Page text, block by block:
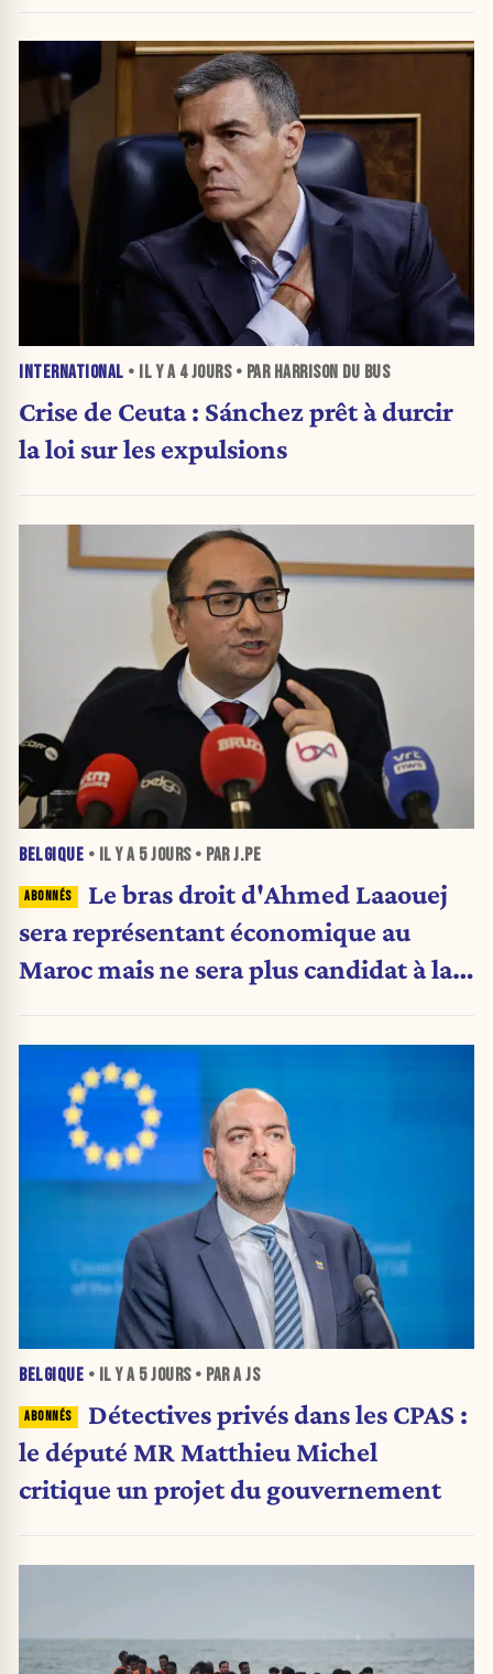
INTERNATIONAL • IL Y A 4 JOURS• PAR HARRISON DU BUS
Crise de Ceuta : Sánchez prêt à durcir
la loi sur les expulsions
BELGIQUE • IL Y A 5 JOURS• PAR J.PE
Le bras droit d'Ahmed Laaouej
sera représentant économique au
Maroc mais ne sera plus candidat à la
BELGIQUE • IL Y A 5 JOURS• PAR A JS
Détectives privés dans les CPAS :
le député MR Matthieu Michel
critique un projet du gouvernement